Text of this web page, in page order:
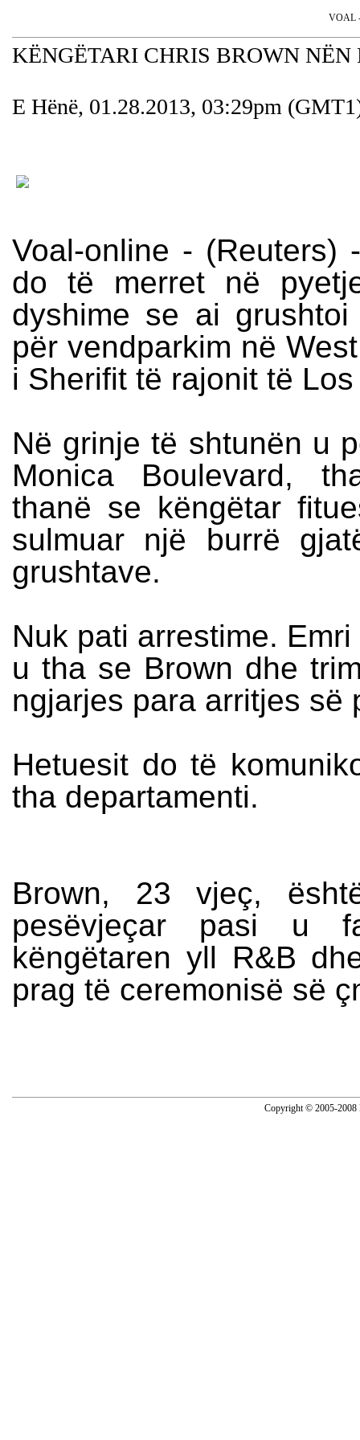
VOAL
KËNGËTARI CHRIS BROWN
E Hënë, 01.28.2013, 03:29pm
Voal-online - (Reuters)
do të merret në
dyshime se ai
për vendparkim në
i Sherifit të rajonit të
Në grinje të shtunën u
Monica Boulevard,
thanë se këngëtar
sulmuar një burrë
grushtave.
Nuk pati arrestime.
u tha se Brown dhe
ngjarjes para arritjes së
Hetuesit do të
tha departamenti.
Brown, 23 vjeç,
pesëvjeçar pasi u
këngëtaren yll R&B
prag të ceremonisë së
Copyright © 2005-